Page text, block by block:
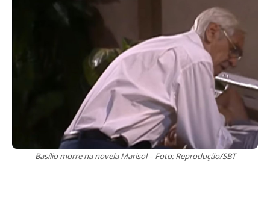
Basílio morre na novela Marisol – Foto: Reprodução/SBT